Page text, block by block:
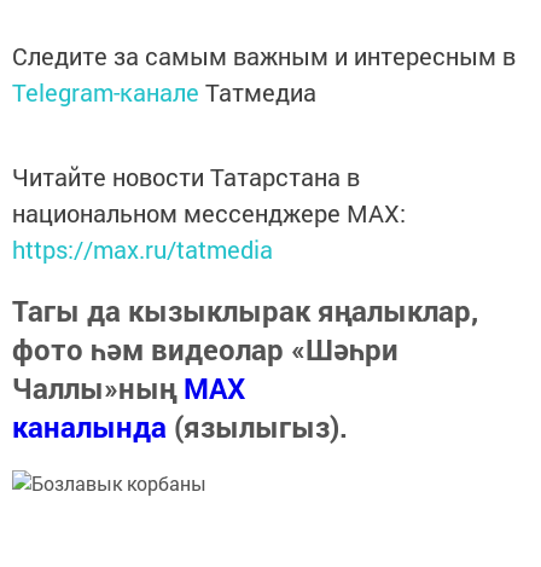
Следите за самым важным и интересным в
Telegram-канале Татмедиа
Читайте новости Татарстана в
национальном мессенджере MАХ:
https://max.ru/tatmedia
Тагы да кызыклырак яңалыклар,
фото һәм видеолар «Шәһри
Чаллы»ныңMAX
каналында (язылыгыз).